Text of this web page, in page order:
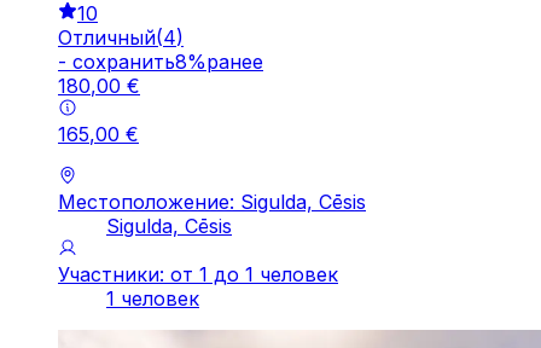
10
Отличный(4)
- cохранить8%ранее
180,00 €
165,00 €
Местоположение: Sigulda, Cēsis
Sigulda, Cēsis
Участники: от 1 до 1 человек
1 человек